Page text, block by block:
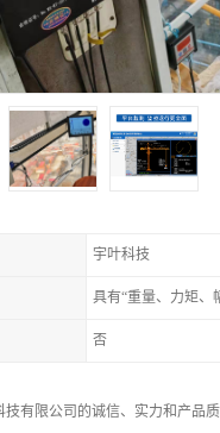
宇叶科技
否
技有限公司的诚信、实力和产品